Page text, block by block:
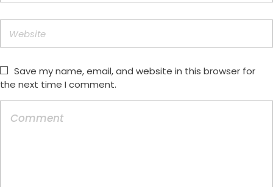
Save my name, email, and website in this browser for
the next time I comment.